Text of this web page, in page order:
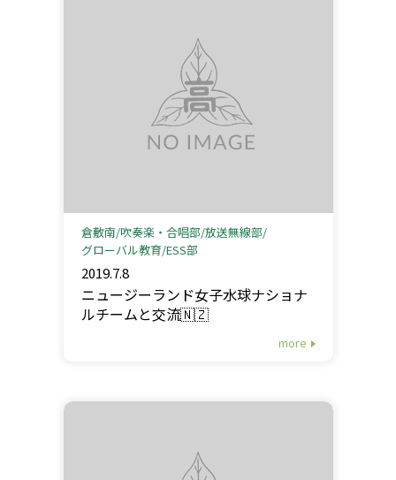
倉敷南 吹奏楽・合唱部 放送無線部
グローバル教育 ESS部
2019.7.8
ニュージーランド女子水球ナショナ
ルチームと交流🇳🇿
more